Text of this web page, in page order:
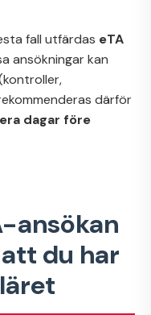
fall utfärdas eTA
ansökningar kan
därför
dagar före
ansökan
du har